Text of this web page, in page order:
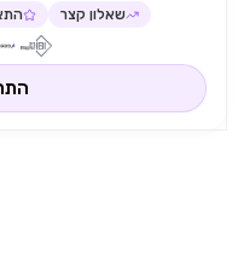
שאלון קצר